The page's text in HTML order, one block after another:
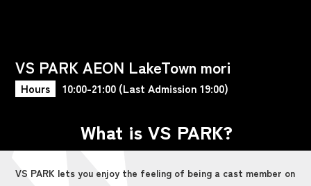
VS PARK AEON LakeTown mori
Hours 10:00-21:00 (Last Admission 19:00)
What is VS PARK?
VS PARK lets you enjoy the feeling of being a cast member on